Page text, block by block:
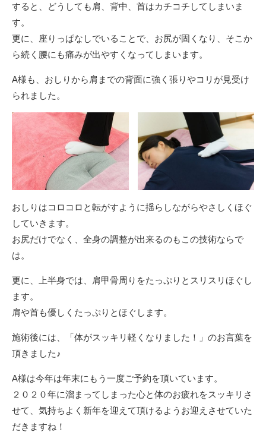
すると、どうしても肩、背中、首はカチコチしてしまいま
す。
更に、座りっぱなしでいることで、お尻が固くなり、そこか
ら続く腰にも痛みが出やすくなってしまいます。
A様も、おしりから肩までの背面に強く張りやコリが見受け
られました。
おしりはコロコロと転がすように揺らしながらやさしくほぐ
していきます。
お尻だけでなく、全身の調整が出来るのもこの技術ならで
は。
更に、上半身では、肩甲骨周りをたっぷりとスリスリほぐし
ます。
肩や首も優しくたっぷりとほぐします。
施術後には、「体がスッキリ軽くなりました！」のお言葉を
頂きました♪
A様は今年は年末にもう一度ご予約を頂いています。
２０２０年に溜まってしまった心と体のお疲れをスッキリさ
せて、気持ちよく新年を迎えて頂けるようお迎えさせていた
だきますね！